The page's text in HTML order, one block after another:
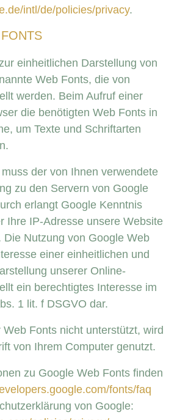
intl/de/policies/privacy.
einheitlichen Darstellung von
Web Fonts, die von
werden. Beim Aufruf einer
die benötigten Web Fonts in
um Texte und Schriftarten
der von Ihnen verwendete
zu den Servern von Google
erlangt Google Kenntnis
Ihre IP-Adresse unsere Website
Die Nutzung von Google Web
einer einheitlichen und
unserer Online-
ein berechtigtes Interesse im
1 lit. f DSGVO dar.
Fonts nicht unterstützt, wird
von Ihrem Computer genutzt.
zu Google Web Fonts finden
fonts/faq
von Google: